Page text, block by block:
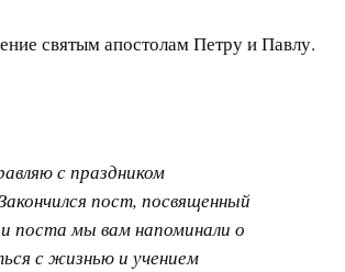
святым апостолам Петру и Павлу.
с праздником
пост, посвященный
поста мы вам напоминали о
с жизнью и учением